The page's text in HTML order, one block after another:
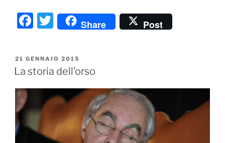
F
c
e
b
o
k
T
w
itt
er
Share Post
PUBBLICATO
IL
21 GENNAIO 2015
La storia dell’orso